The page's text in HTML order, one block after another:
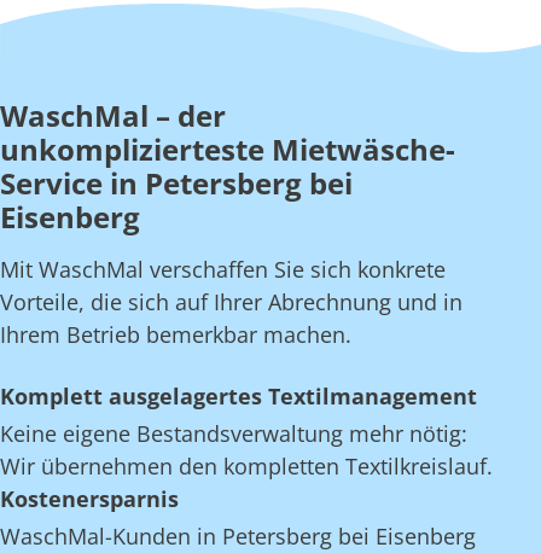
WaschMal – der
unkomplizierteste Mietwäsche-
Service in Petersberg bei
Eisenberg
Mit WaschMal verschaffen Sie sich konkrete
Vorteile, die sich auf Ihrer Abrechnung und in
Ihrem Betrieb bemerkbar machen.
Komplett ausgelagertes Textilmanagement
Keine eigene Bestandsverwaltung mehr nötig:
Wir übernehmen den kompletten Textilkreislauf.
Kostenersparnis
WaschMal-Kunden in Petersberg bei Eisenberg